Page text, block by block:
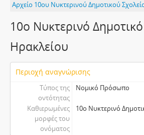
Αρχείο 10ου Νυκτερινού Δημοτικού
10ο Νυκτερινό
Ηρακλείου
Περιοχή αναγνώρισης
Τύπος της
οντότητας
Νομικό Πρόσωπο
Καθιερωμένες
μορφές του
ονόματος
10ο Νυκτερινό